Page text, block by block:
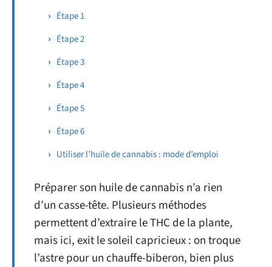
Étape 1
Étape 2
Étape 3
Étape 4
Étape 5
Étape 6
Utiliser l’huile de cannabis : mode d’emploi
Préparer son huile de cannabis n’a rien
d’un casse-tête. Plusieurs méthodes
permettent d’extraire le THC de la plante,
mais ici, exit le soleil capricieux : on troque
l’astre pour un chauffe-biberon, bien plus